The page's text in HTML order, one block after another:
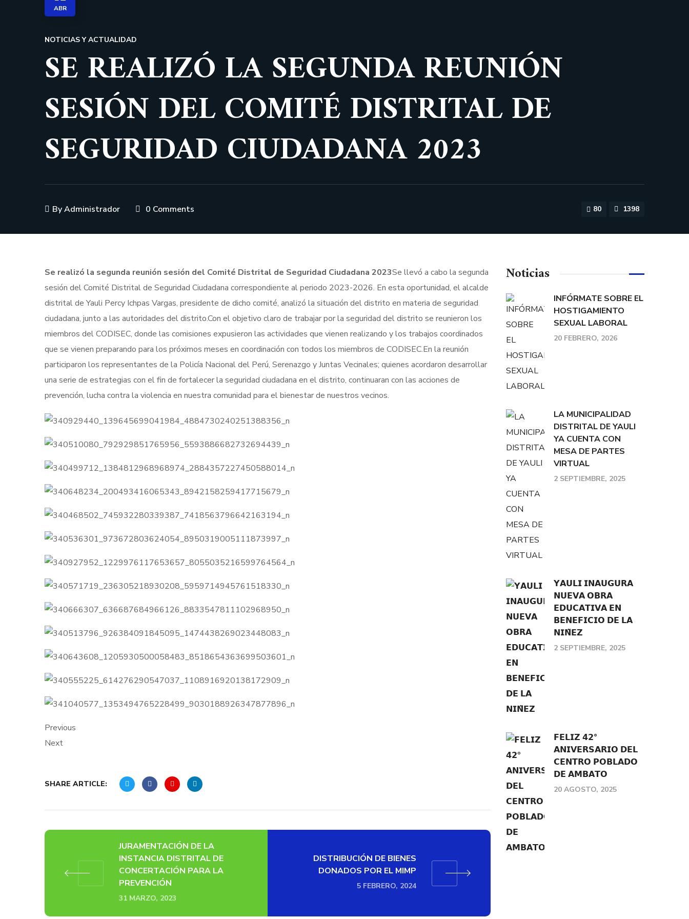
ABR
NOTICIAS Y ACTUALIDAD
SE REALIZÓ LA SEGUNDA REUNIÓN
SESIÓN DEL COMITÉ DISTRITAL DE
SEGURIDAD CIUDADANA 2023
ByAdministrador 0 Comments 80 1398
Se realizó la segunda reunión sesión del Comité Distrital de Seguridad Ciudadana 2023Se llevó a cabo la segunda
sesión del Comité Distrital de Seguridad Ciudadana correspondiente al periodo 2023-2026. En esta oportunidad, el alcalde
distrital de Yauli Percy Ichpas Vargas, presidente de dicho comité, analizó la situación del distrito en materia de seguridad
ciudadana, junto a las autoridades del distrito.Con el objetivo claro de trabajar por la seguridad del distrito se reunieron los
miembros del CODISEC, donde las comisiones expusieron las actividades que vienen realizando y los trabajos coordinados
que se vienen preparando para los próximos meses en coordinación con todos los miembros de CODISEC.En la reunión
participaron los representantes de la Policía Nacional del Perú, Serenazgo y Juntas Vecinales; quienes acordaron desarrollar
una serie de estrategias con el fin de fortalecer la seguridad ciudadana en el distrito, continuaran con las acciones de
prevención, lucha contra la violencia en nuestra comunidad para el bienestar de nuestros vecinos.
Previous
Next
SHARE ARTICLE:
JURAMENTACIÓN DE LA
INSTANCIA DISTRITAL DE
CONCERTACIÓN PARA LA
PREVENCIÓN
31 MARZO, 2023
DISTRIBUCIÓN DE BIENES
DONADOS POR EL MIMP
5 FEBRERO, 2024
Noticias
INFÓRMATE SOBRE EL
HOSTIGAMIENTO
SEXUAL LABORAL
20 FEBRERO, 2026
LA MUNICIPALIDAD
DISTRITAL DE YAULI
YA CUENTA CON
MESA DE PARTES
VIRTUAL
2 SEPTIEMBRE, 2025
𝗬𝗔𝗨𝗟𝗜 𝗜𝗡𝗔𝗨𝗚𝗨𝗥𝗔
𝗡𝗨𝗘𝗩𝗔 𝗢𝗕𝗥𝗔
𝗘𝗗𝗨𝗖𝗔𝗧𝗜𝗩𝗔 𝗘𝗡
𝗕𝗘𝗡𝗘𝗙𝗜𝗖𝗜𝗢 𝗗𝗘 𝗟𝗔
𝗡𝗜𝗡̃𝗘𝗭
2 SEPTIEMBRE, 2025
𝗙𝗘𝗟𝗜𝗭 𝟰𝟮°
𝗔𝗡𝗜𝗩𝗘𝗥𝗦𝗔𝗥𝗜𝗢 𝗗𝗘𝗟
𝗖𝗘𝗡𝗧𝗥𝗢 𝗣𝗢𝗕𝗟𝗔𝗗𝗢
𝗗𝗘 𝗔𝗠𝗕𝗔𝗧𝗢
20 AGOSTO, 2025